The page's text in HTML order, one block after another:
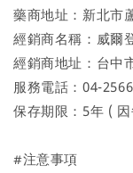
藥商地址：新北市
經銷商名稱：威爾
經銷商地址：台中
服務電話：04-
保存期限：5年 (
#注意事項